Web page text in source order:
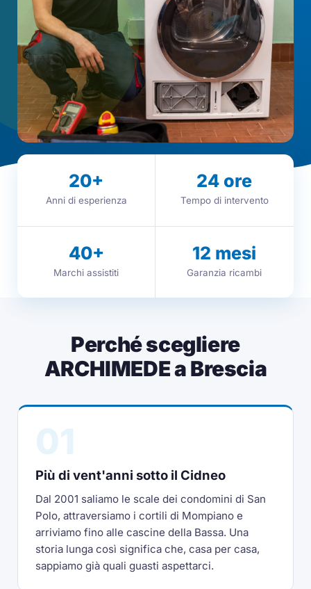
20+
Anni di esperienza
24 ore
Tempo di intervento
40+
Marchi assistiti
12 mesi
Garanzia ricambi
Perché scegliere
ARCHIMEDE a Brescia
Più di vent'anni sotto il Cidneo
Dal 2001 saliamo le scale dei condomini di San
Polo, attraversiamo i cortili di Mompiano e
arriviamo fino alle cascine della Bassa. Una
storia lunga così significa che, casa per casa,
sappiamo già quali guasti aspettarci.